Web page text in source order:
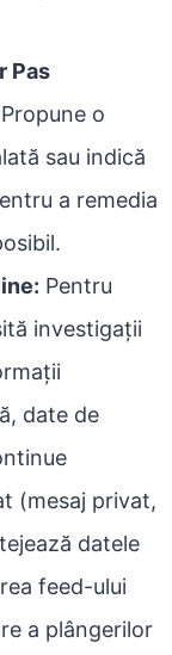
Pas
o
sau indică
a remedia
Pentru
investigații
date de
(mesaj privat,
datele
feed-ului
a plângerilor